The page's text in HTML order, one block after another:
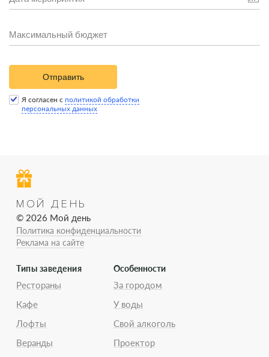
Отправить
Я согласен с политикой обработки
персональных данных
МОЙ ДЕНЬ
© 2026 Мой день
Политика конфиденциальности
Реклама на сайте
Типы заведения
Рестораны
Кафе
Лофты
Веранды
Особенности
За городом
У воды
Свой алкоголь
Проектор